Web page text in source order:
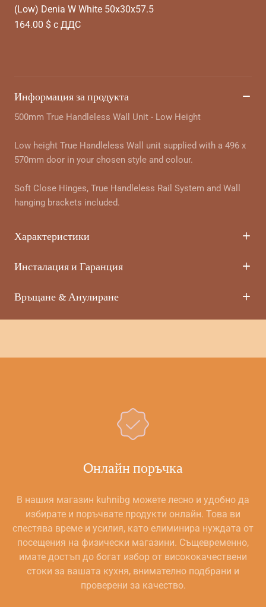
(Low) Denia W White 50x30x57.5
164.00 $ с ДДС
Информация за продукта
500mm True Handleless Wall Unit - Low Height
Low height True Handleless Wall unit supplied with a 496 x
570mm door in your chosen style and colour.
Soft Close Hinges, True Handleless Rail System and Wall
hanging brackets included.
Характеристики
Инсталация и Гаранция
Връщане & Анулиране
Oнлайн поръчка
В нашия магазин kuhnibg можете лесно и удобно да
избирате и поръчвате продукти онлайн. Това ви
спестява време и усилия, като елиминира нуждата от
посещения на физически магазини. Същевременно,
имате достъп до богат избор от висококачествени
стоки за вашата кухня, внимателно подбрани и
проверени за качество.